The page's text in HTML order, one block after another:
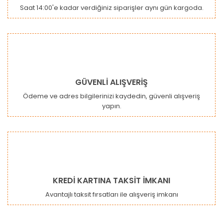
Saat 14:00'e kadar verdiğiniz siparişler aynı gün kargoda.
GÜVENLİ ALIŞVERİŞ
Ödeme ve adres bilgilerinizi kaydedin, güvenli alışveriş
yapın.
KREDİ KARTINA TAKSİT İMKANI
Avantajlı taksit fırsatları ile alışveriş imkanı